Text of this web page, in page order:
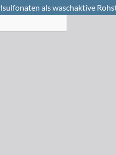
als waschaktive